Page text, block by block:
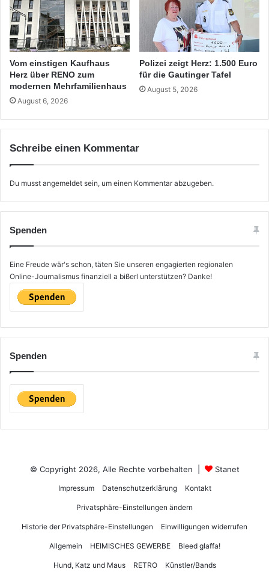
Vom einstigen Kaufhaus
Herz über RENO zum
modernen Mehrfamilienhaus
August 6, 2026
Polizei zeigt Herz: 1.500 Euro
für die Gautinger Tafel
August 5, 2026
Schreibe einen Kommentar
Du musst angemeldet sein, um einen Kommentar abzugeben.
Spenden
Eine Freude wär's schon, täten Sie unseren engagierten regionalen
Online-Journalismus finanziell a bißerl unterstützen? Danke!
Spenden
© Copyright 2026, Alle Rechte vorbehalten | Stanet
Impressum Datenschutzerklärung Kontakt
Privatsphäre-Einstellungen ändern
Historie der Privatsphäre-Einstellungen Einwilligungen widerrufen
Allgemein HEIMISCHES GEWERBE Bleed glaffa!
Hund, Katz und Maus RETRO Künstler/Bands